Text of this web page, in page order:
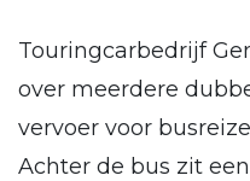
Touringcarbedrijf
over meerdere
vervoer voor
Achter de bus zit